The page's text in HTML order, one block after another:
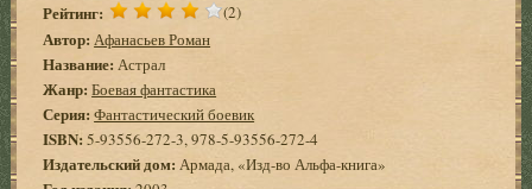
Рейтинг: (2)
Автор: Афанасьев Роман
Название: Астрал
Жанр: Боевая фантастика
Серия: Фантастический боевик
ISBN:5-93556-272-3, 978-5-93556-272-4
Издательский дом: Армада, «Изд-во Альфа-книга»